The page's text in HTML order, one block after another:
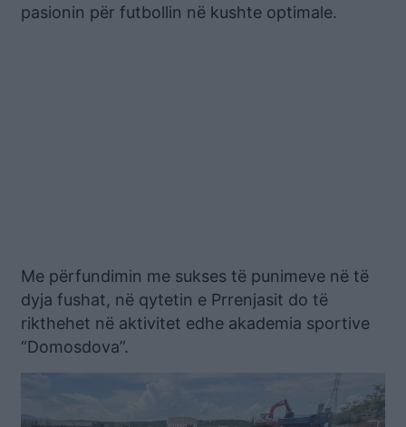
pasionin për futbollin në kushte optimale.
Me përfundimin me sukses të punimeve në të
dyja fushat, në qytetin e Prrenjasit do të
rikthehet në aktivitet edhe akademia sportive
“Domosdova”.